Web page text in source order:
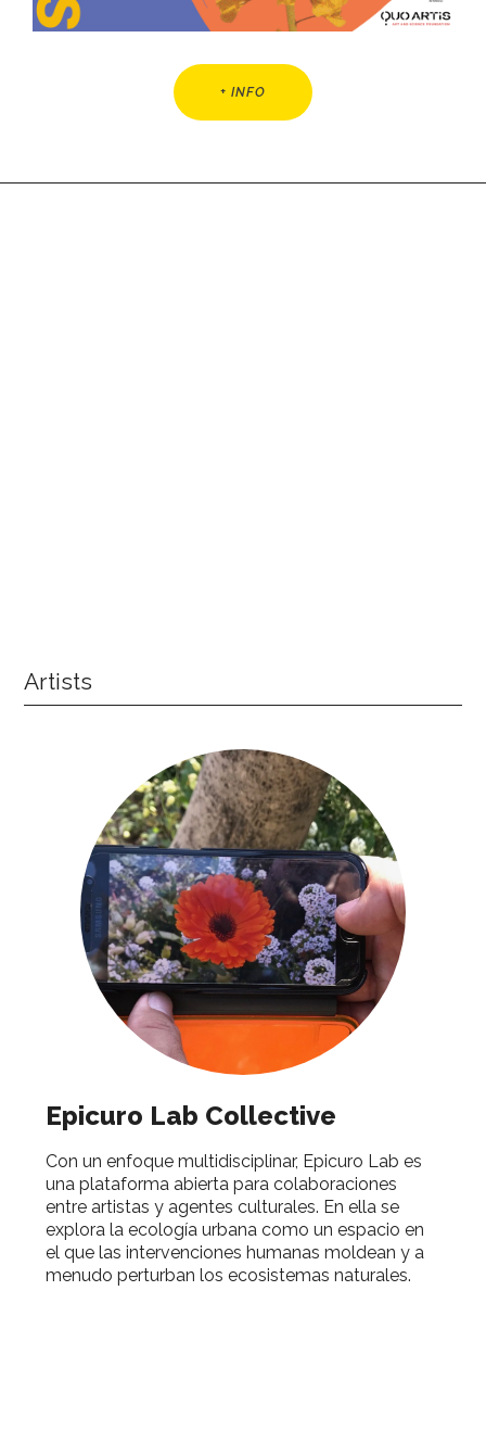
+ INFO
Artists
Epicuro Lab Collective
Con un enfoque multidisciplinar, Epicuro Lab es
una plataforma abierta para colaboraciones
entre artistas y agentes culturales. En ella se
explora la ecología urbana como un espacio en
el que las intervenciones humanas moldean y a
menudo perturban los ecosistemas naturales.